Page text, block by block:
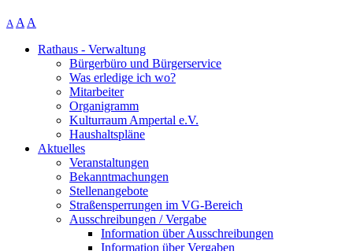
A A A
Rathaus - Verwaltung
Bürgerbüro und Bürgerservice
Was erledige ich wo?
Mitarbeiter
Organigramm
Kulturraum Ampertal e.V.
Haushaltspläne
Aktuelles
Veranstaltungen
Bekanntmachungen
Stellenangebote
Straßensperrungen im VG-Bereich
Ausschreibungen / Vergabe
Information über Ausschreibungen
Information über Vergaben